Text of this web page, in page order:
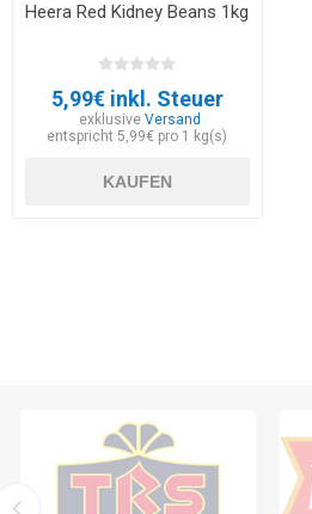
Heera Red Kidney Beans 1kg
5,99€ inkl. Steuer
exklusiveVersand
entspricht 5,99€ pro 1 kg(s)
KAUFEN